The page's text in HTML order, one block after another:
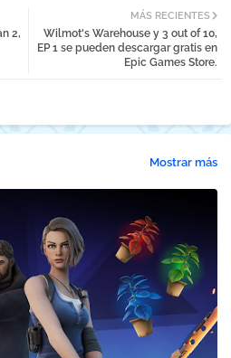
MÁS RECIENTES
Wilmot's Warehouse y 3 out of 10,
EP 1 se pueden descargar gratis en
Epic Games Store.
2,
Mostrar más